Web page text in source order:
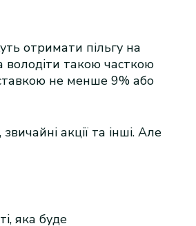
отримати пільгу на
володіти такою часткою
не менше 9% або
акції та інші. Але
яка буде